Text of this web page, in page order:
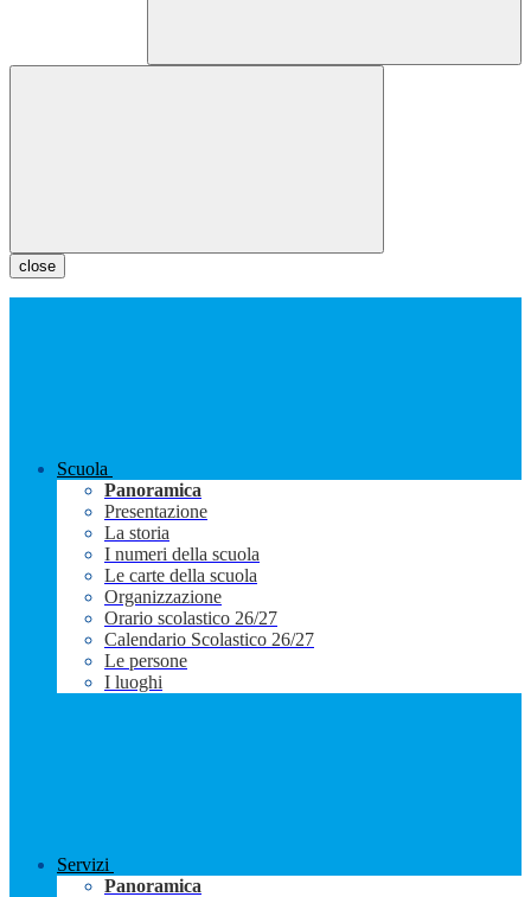
close
Scuola
Panoramica
Presentazione
La storia
I numeri della scuola
Le carte della scuola
Organizzazione
Orario scolastico 26/27
Calendario Scolastico 26/27
Le persone
I luoghi
Servizi
Panoramica